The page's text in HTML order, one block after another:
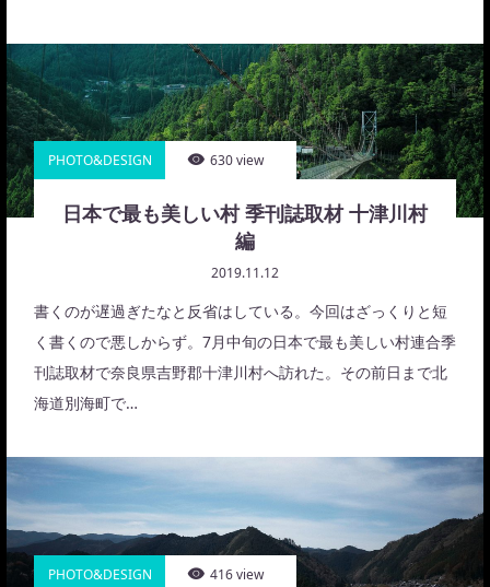
PHOTO&DESIGN 630 view
日本で最も美しい村 季刊誌取材 十津川村
編
2019.11.12
書くのが遅過ぎたなと反省はしている。今回はざっくりと短
く書くので悪しからず。7月中旬の日本で最も美しい村連合季
刊誌取材で奈良県吉野郡十津川村へ訪れた。その前日まで北
海道別海町で…
PHOTO&DESIGN 416 view
ACCESS